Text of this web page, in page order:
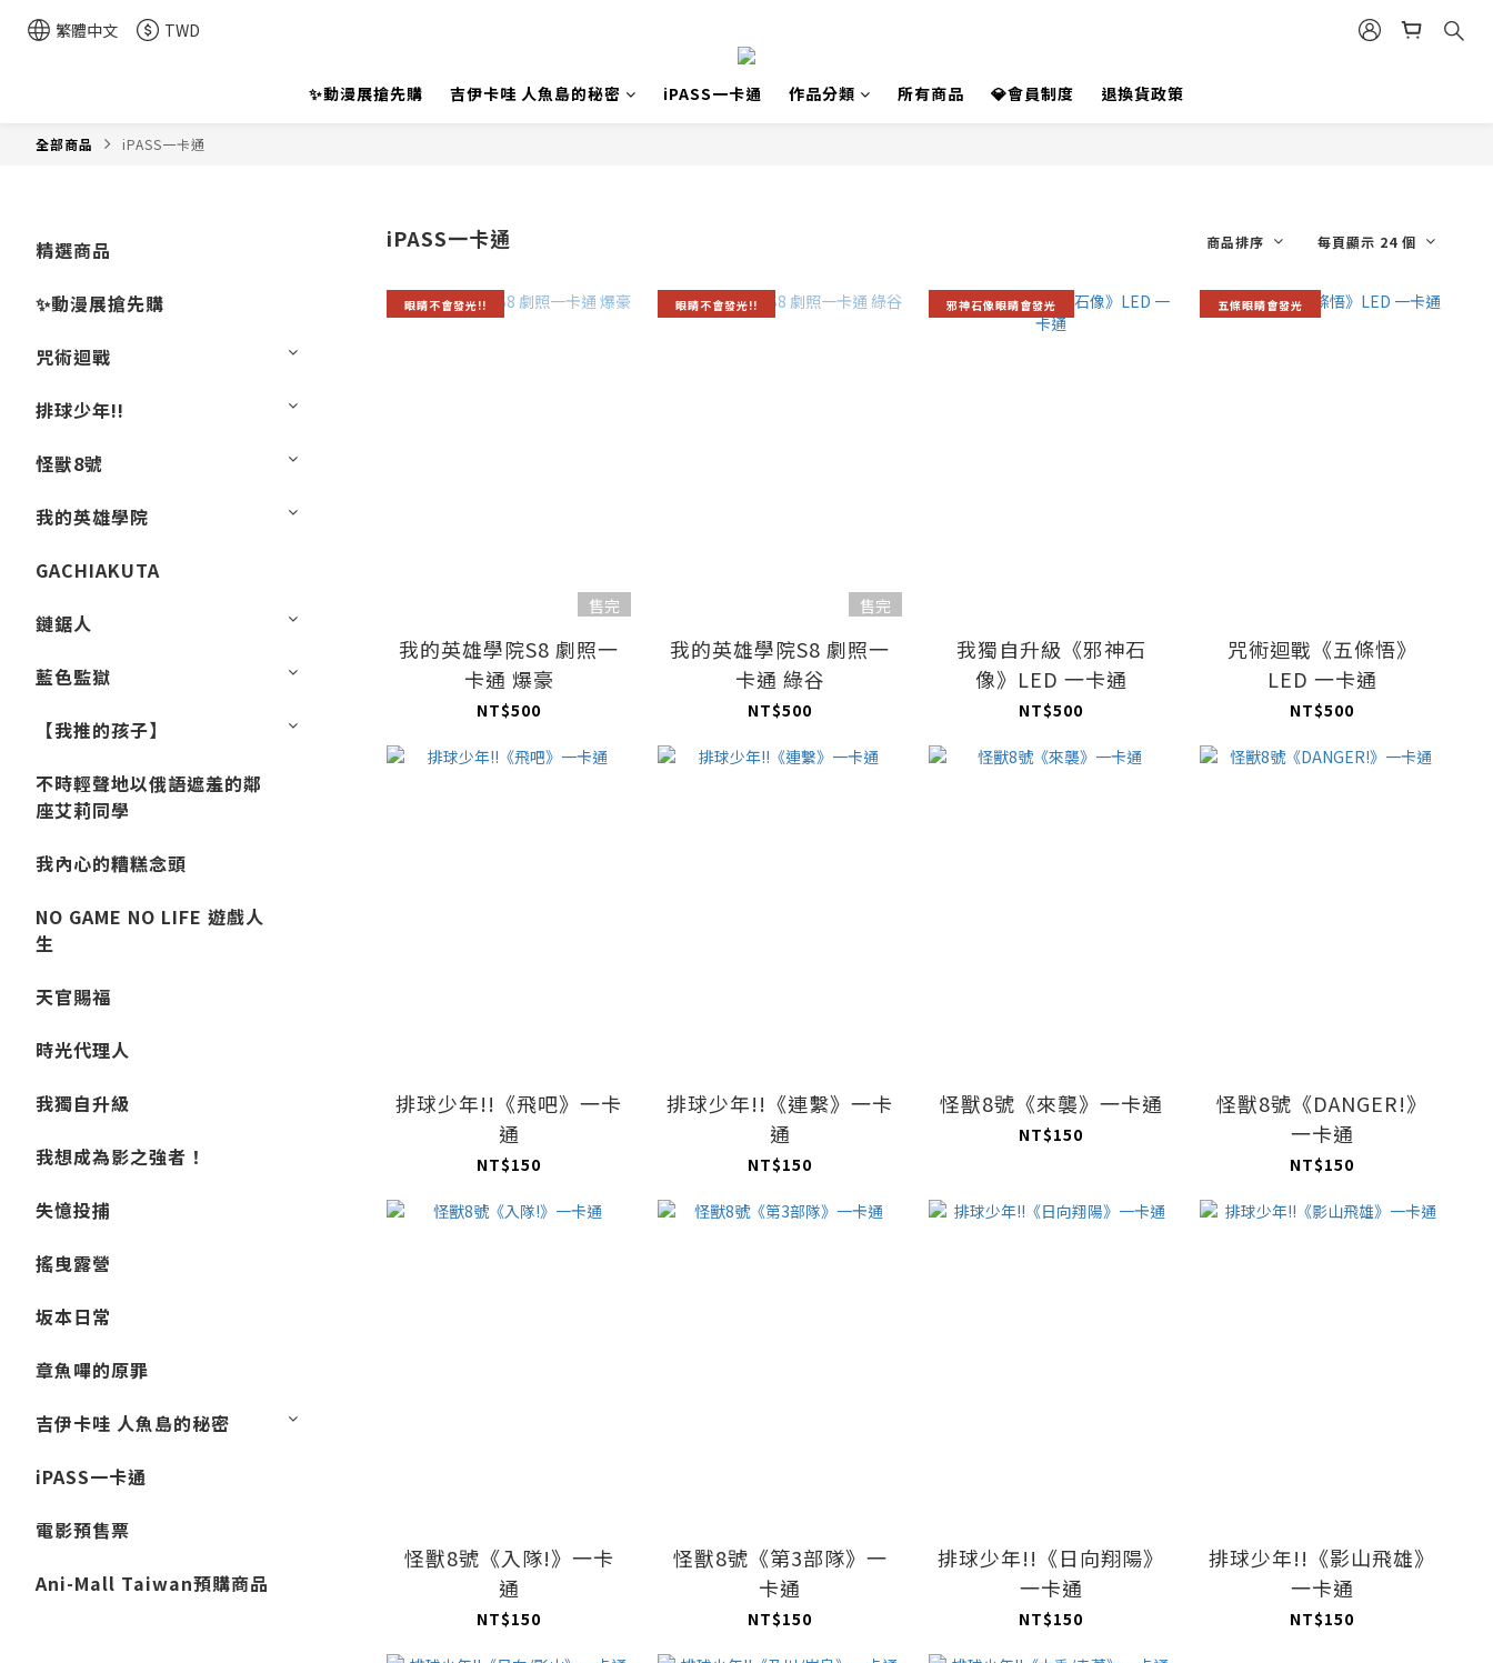
繁體中文 TWD
✨動漫展搶先購 吉伊卡哇 人魚島的秘密 iPASS一卡通 作品分類 所有商品 💎會員制度 退換貨政策
全部商品 iPASS一卡通
精選商品
✨動漫展搶先購
咒術迴戰
排球少年!!
怪獸8號
我的英雄學院
GACHIAKUTA
鏈鋸人
藍色監獄
【我推的孩子】
不時輕聲地以俄語遮羞的鄰
座艾莉同學
我內心的糟糕念頭
NO GAME NO LIFE 遊戲人
生
天官賜福
時光代理人
我獨自升級
我想成為影之強者！
失憶投捕
搖曳露營
坂本日常
章魚嗶的原罪
吉伊卡哇 人魚島的秘密
iPASS一卡通
電影預售票
Ani-Mall Taiwan預購商品
iPASS一卡通 商品排序 每頁顯示 24 個
眼睛不會發光!!
售完
我的英雄學院S8 劇照一
卡通 爆豪
NT$500
眼睛不會發光!!
售完
我的英雄學院S8 劇照一
卡通 綠谷
NT$500
邪神石像眼睛會發光
我獨自升級《邪神石
像》LED 一卡通
NT$500
五條眼睛會發光
咒術迴戰《五條悟》
LED 一卡通
NT$500
排球少年!!《飛吧》一卡
通
NT$150
排球少年!!《連繫》一卡
通
NT$150
怪獸8號《來襲》一卡通
NT$150
怪獸8號《DANGER!》
一卡通
NT$150
怪獸8號《入隊!》一卡
通
NT$150
怪獸8號《第3部隊》一
卡通
NT$150
排球少年!!《日向翔陽》
一卡通
NT$150
排球少年!!《影山飛雄》
一卡通
NT$150